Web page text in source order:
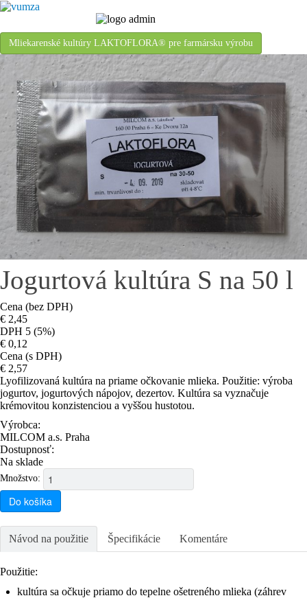
Mliekarenské kultúry LAKTOFLORA® pre farmársku výrobu
Jogurtová kultúra S na 50 l
Cena (bez DPH)
€ 2,45
DPH 5 (5%)
€ 0,12
Cena (s DPH)
€ 2,57
Lyofilizovaná kultúra na priame očkovanie mlieka. Použitie: výroba
jogurtov, jogurtových nápojov, dezertov. Kultúra sa vyznačuje
krémovitou konzistenciou a vyššou hustotou.
Výrobca:
MILCOM a.s. Praha
Dostupnosť:
Na sklade
Množstvo:
Do košíka
Návod na použitie Špecifikácie Komentáre
Použitie:
kultúra sa očkuje priamo do tepelne ošetreného mlieka (záhrev